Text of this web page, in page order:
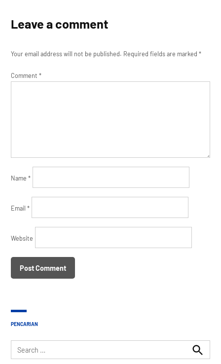
Leave a comment
Your email address will not be published. Required fields are marked*
Comment*
Name*
Email*
Website
PENCARIAN
Search
for:
Search